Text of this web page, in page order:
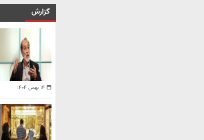
گزارش
۱۴ بهمن ۱۴۰۴